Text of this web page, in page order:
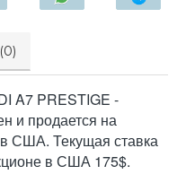
A7 PRESTIGE -
и продается на
США. Текущая ставка
в США 175$.